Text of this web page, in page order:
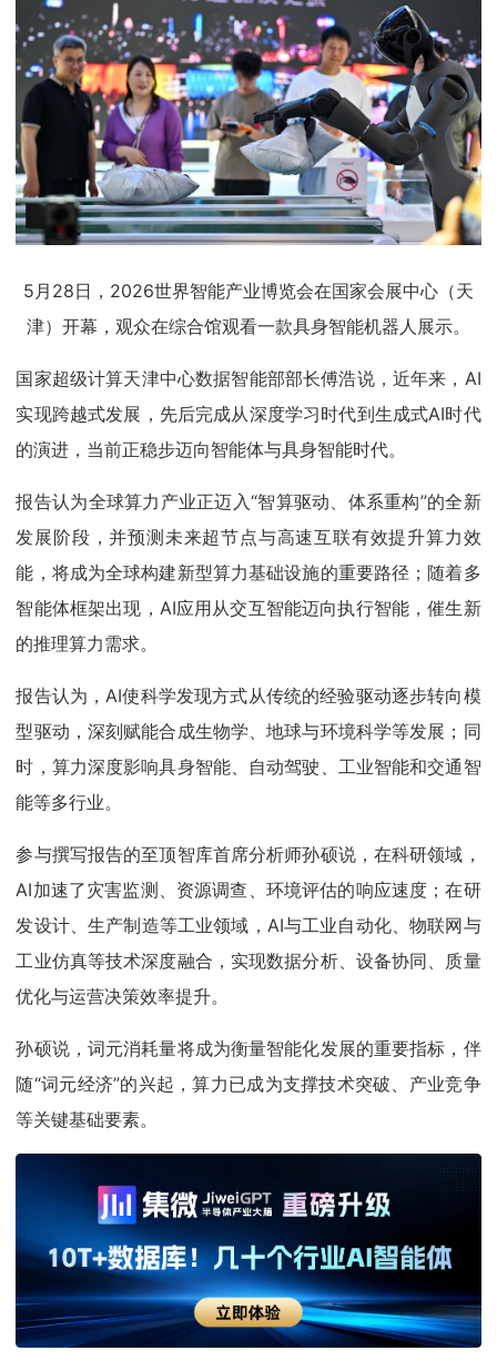
5月28日，2026世界智能产业博览会在国家会展中心（天
津）开幕，观众在综合馆观看一款具身智能机器人展示。
国家超级计算天津中心数据智能部部长傅浩说，近年来，AI
实现跨越式发展，先后完成从深度学习时代到生成式AI时代
的演进，当前正稳步迈向智能体与具身智能时代。
报告认为全球算力产业正迈入“智算驱动、体系重构”的全新
发展阶段，并预测未来超节点与高速互联有效提升算力效
能，将成为全球构建新型算力基础设施的重要路径；随着多
智能体框架出现，AI应用从交互智能迈向执行智能，催生新
的推理算力需求。
报告认为，AI使科学发现方式从传统的经验驱动逐步转向模
型驱动，深刻赋能合成生物学、地球与环境科学等发展；同
时，算力深度影响具身智能、自动驾驶、工业智能和交通智
能等多行业。
参与撰写报告的至顶智库首席分析师孙硕说，在科研领域，
AI加速了灾害监测、资源调查、环境评估的响应速度；在研
发设计、生产制造等工业领域，AI与工业自动化、物联网与
工业仿真等技术深度融合，实现数据分析、设备协同、质量
优化与运营决策效率提升。
孙硕说，词元消耗量将成为衡量智能化发展的重要指标，伴
随“词元经济”的兴起，算力已成为支撑技术突破、产业竞争
等关键基础要素。